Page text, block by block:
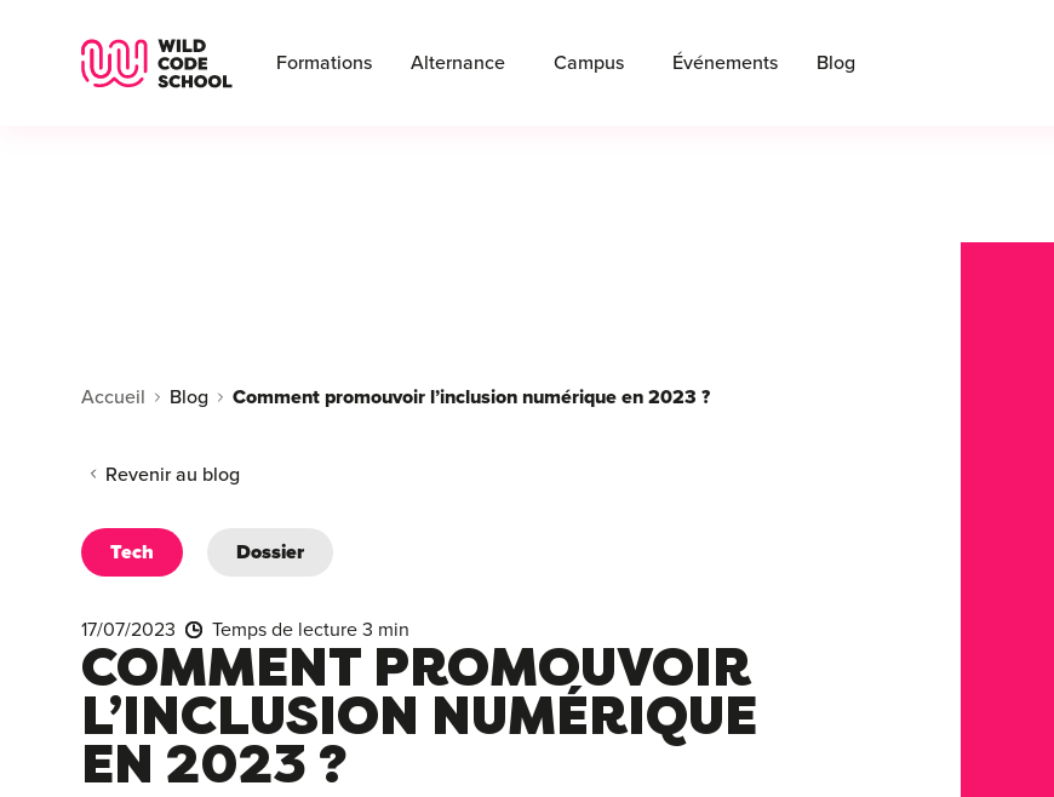
Wild Code School Header Logo
Formations Alternance Campus Événements Blog
Accueil Blog Comment promouvoir l’inclusion numérique en 2023 ?
Revenir au blog
Tech Dossier
17/07/2023 Temps de lecture 3 min
COMMENT PROMOUVOIR
L’INCLUSION NUMÉRIQUE
EN 2023 ?